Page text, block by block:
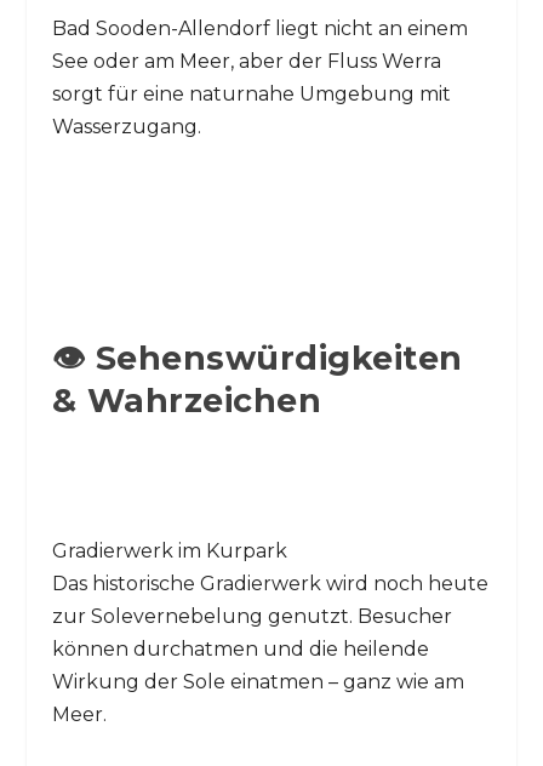
Bad Sooden-Allendorf liegt nicht an einem
See oder am Meer, aber der Fluss Werra
sorgt für eine naturnahe Umgebung mit
Wasserzugang.
👁️ Sehenswürdigkeiten
& Wahrzeichen
Gradierwerk im Kurpark
Das historische Gradierwerk wird noch heute
zur Solevernebelung genutzt. Besucher
können durchatmen und die heilende
Wirkung der Sole einatmen – ganz wie am
Meer.